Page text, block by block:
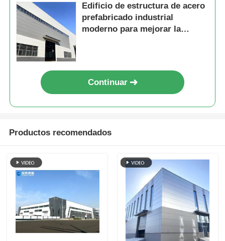
Edificio de estructura de acero
prefabricado industrial
moderno para mejorar la
Continuar
Productos recomendados